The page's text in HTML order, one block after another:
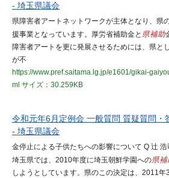
- 埼玉県議会
県障害者アートネットワークが主体となり、県
援事業となっています。厚労省補助金と 県補助
障害者アートを更に発展させるためには、県と
が不
https://www.pref.saitama.lg.jp/e1601/gikai-
ml サイズ：30.259KB
令和元年6月定例会 一般質問 質疑質問・
- 埼玉県議会
金停止による子供たちへの影響について Q 辻 浩
埼玉県では、2010年度に埼玉朝鮮学園への県補
しようとしています。県のこの決定は、2011